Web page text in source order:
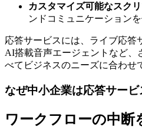
カスタマイズ可能なスクリ
ンドコミュニケーションを
応答サービスには、ライブ応答
AI搭載音声エージェントなど、
べてビジネスのニーズに合わせ
なぜ中小企業は応答サー
ワークフローの中断